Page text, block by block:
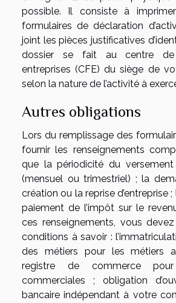
possible. Il consiste à
formulaires de déclaration
joint les pièces justificatives
dossier se fait au centre
entreprises (CFE) du siège de
selon la nature de l’activité à
Autres obligations
Lors du remplissage des
fournir les renseignements
que la périodicité du
(mensuel ou trimestriel) ; la
création ou la reprise d’entreprise
paiement de l’impôt sur le
ces renseignements, vous devez
conditions à savoir :
des métiers pour les métiers
registre de commerce
commerciales ; obligation
bancaire indépendant à votre